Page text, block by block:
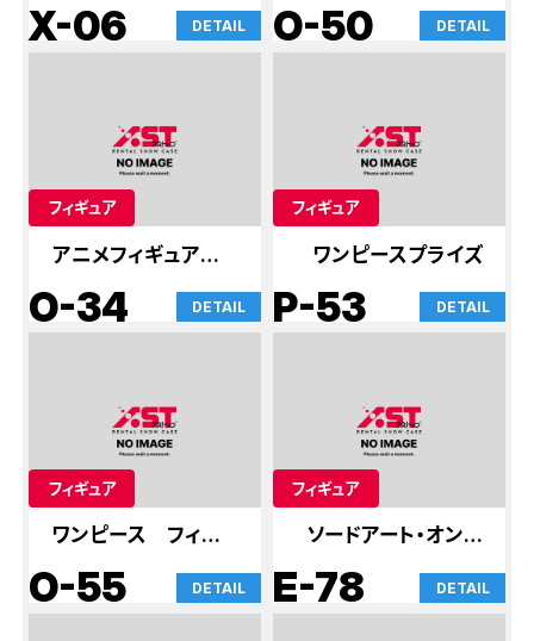
X-06 DETAIL O-50 DETAIL
フィギュア
アニメフィギュア屋さ
ん
O-34 DETAIL
フィギュア
ワンピースプライズ
P-53 DETAIL
フィギュア
ワンピース フィギュ
ア
O-55 DETAIL
フィギュア
ソードアート・オンラ
イン
E-78 DETAIL